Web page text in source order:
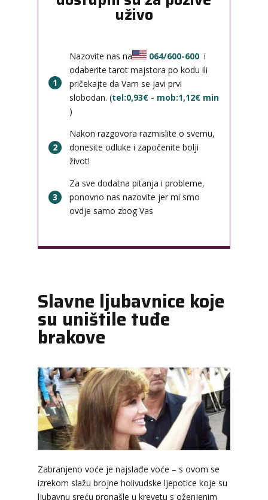
uživo
1
Nazovite nas na 064/600-600 i
odaberite tarot majstora po kodu ili
pričekajte da Vam se javi prvi
slobodan. (tel:0,93€ - mob:1,12€ min
)
2
Nakon razgovora razmislite o svemu,
donesite odluke i započenite bolji
život!
3
Za sve dodatna pitanja i probleme,
ponovno nas nazovite jer mi smo
ovdje samo zbog Vas
Slavne ljubavnice koje
su uništile tuđe
brakove
Zabranjeno voće je najslađe voće – s ovom se
izrekom slažu brojne holivudske ljepotice koje su
ljubavnu sreću pronašle u krevetu s oženjenim